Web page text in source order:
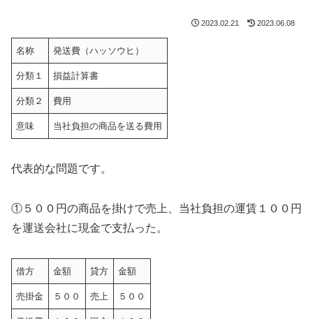
2023.02.21 2023.06.08
名称 発送費（ハッソウヒ）
分類１ 損益計算書
分類２ 費用
意味 当社負担の商品を送る費用
代表的な問題です。
①５００円の商品を掛けで売上、当社負担の運賃１００円
を運送会社に現金で支払った。
借方 金額 貸方 金額
売掛金 ５００ 売上 ５００